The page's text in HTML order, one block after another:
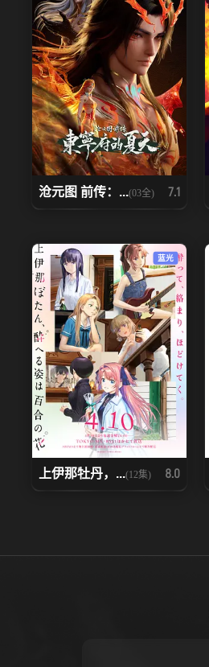
沧元图 前传：...(03全) 7.1
蓝光
上伊那牡丹，...(12集) 8.0